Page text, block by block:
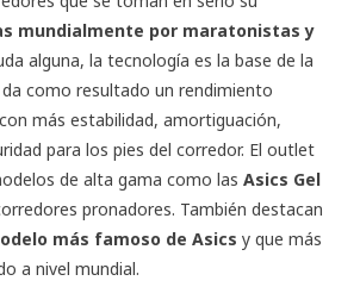
mundialmente por maratonistas y
alguna, la tecnología es la base de la
como resultado un rendimiento
más estabilidad, amortiguación,
para los pies del corredor. El outlet
de alta gama como las Asics Gel
pronadores. También destacan
más famoso de Asics y que más
a nivel mundial.